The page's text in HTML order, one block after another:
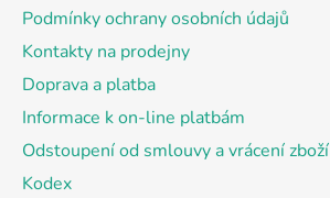
Podmínky ochrany osobních údajů
Kontakty na prodejny
Doprava a platba
Informace k on-line platbám
Odstoupení od smlouvy a vrácení zboží
Kodex